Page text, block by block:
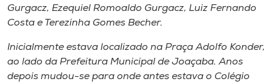
Gurgacz, Ezequiel Romoaldo Gurgacz, Luiz Fernando
Costa e Terezinha Gomes Becher.
Inicialmente estava localizado na Praça Adolfo Konder,
ao lado da Prefeitura Municipal de Joaçaba. Anos
depois mudou-se para onde antes estava o Colégio